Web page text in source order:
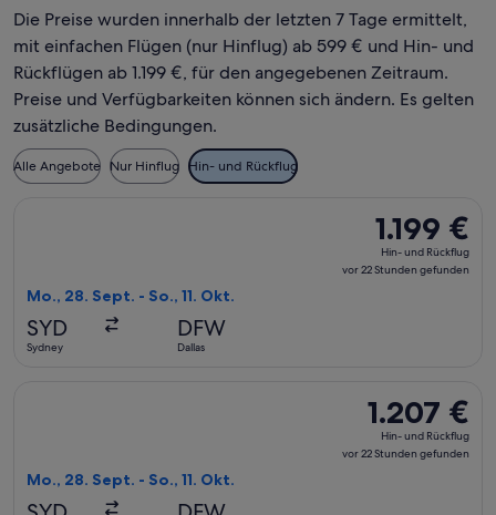
Die Preise wurden innerhalb der letzten 7 Tage ermittelt,
mit einfachen Flügen (nur Hinflug) ab 599 € und Hin- und
Rückflügen ab 1.199 €, für den angegebenen Zeitraum.
Preise und Verfügbarkeiten können sich ändern. Es gelten
zusätzliche Bedingungen.
Alle Angebote Nur Hinflug Hin- und Rückflug
1.199 €
Hin-
und
1.199 €
Hin- und Rückflug
vor 22 Stunden gefunden
Mo., 28. Sept. - So., 11. Okt.
SYD
Sydney
DFW
Dallas
1.207 €
Hin-
und
1.207 €
Hin- und Rückflug
vor 22 Stunden gefunden
Mo., 28. Sept. - So., 11. Okt.